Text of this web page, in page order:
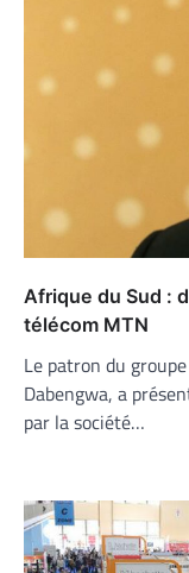
Afrique du Sud :
télécom MTN
Le patron du
Dabengwa, a
par la société…